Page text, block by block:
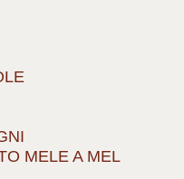
MELE A MEL